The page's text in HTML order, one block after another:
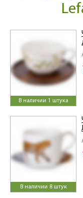
В наличии 1 штука
В наличии 8 штук